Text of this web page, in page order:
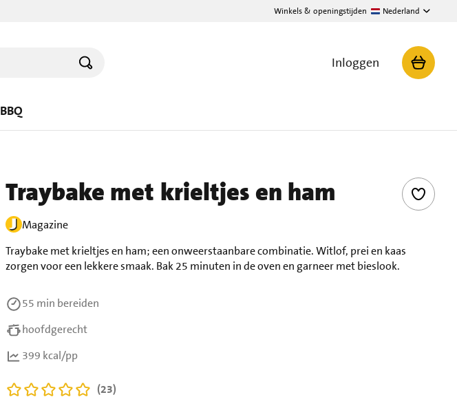
Winkels & openingstijden Nederland
Inloggen
BBQ
Traybake met krieltjes en ham
Magazine
Traybake met krieltjes en ham; een onweerstaanbare combinatie. Witlof, prei en kaas
zorgen voor een lekkere smaak. Bak 25 minuten in de oven en garneer met bieslook.
55 min bereiden
hoofdgerecht
399 kcal/pp
(23)